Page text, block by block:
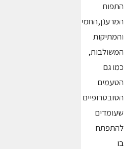
התפוח
המרענן,החמיצות
והמתיקות
המשולבות,
כמו גם
הטעמים
הסובטרופיים
שעומדים
להתפתח
בו